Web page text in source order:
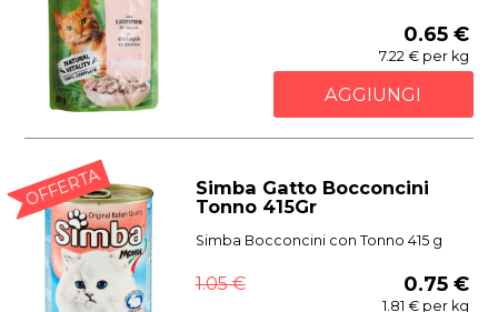
0.65 €
7.22 € per kg
AGGIUNGI
OFFERTA
Simba Gatto Bocconcini
Tonno 415Gr
Simba Bocconcini con Tonno 415 g
1.05 € 0.75 €
1.81 € per kg